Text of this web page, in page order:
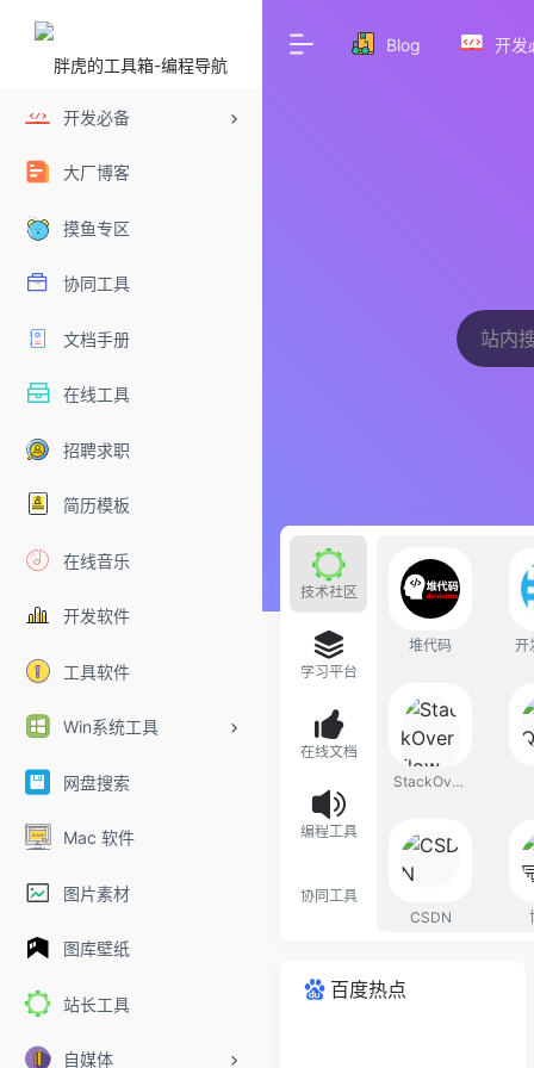
开发必备
大厂博客
摸鱼专区
协同工具
文档手册
在线工具
招聘求职
简历模板
在线音乐
开发软件
工具软件
Win系统工具
网盘搜索
Mac 软件
图片素材
图库壁纸
站长工具
自媒体
Blog 开发
技术社区
学习平台
在线文档
编程工具
协同工具
堆代码 开
StackOverflow
CSDN
百度热点